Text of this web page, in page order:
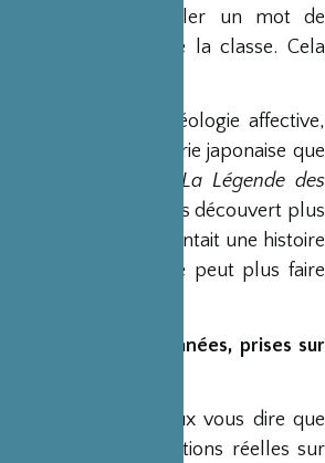
sans parler un mot de
l’année premier de la classe. Cela
un registre d’archéologie affective,
été lié à une série japonaise que
La Légende des
. J’ai hélas découvert plus
japonaise racontait une histoire
en Chine. On ne peut plus faire
posées ou spontanées, prises sur
précisément, je peux vous dire que
livre sont des situations réelles sur